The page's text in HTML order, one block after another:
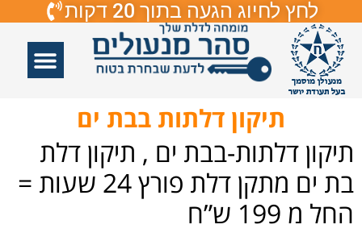
לחץ לחיוג הגעה בתוך 20 דקות
תיקון דלתות בבת ים
תיקון דלתות-בבת ים , תיקון דלת
בת ים מתקן דלת פורץ 24 שעות =
החל מ 199 ש”ח